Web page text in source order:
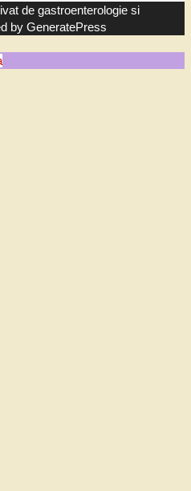
de gastroenterologie si
by GeneratePress